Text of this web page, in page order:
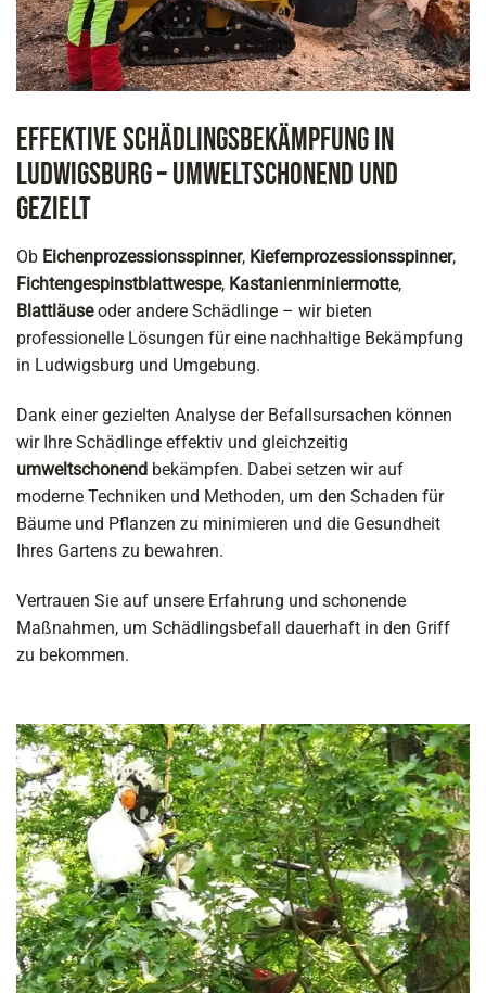
Effektive Schädlingsbekämpfung in
Ludwigsburg – Umweltschonend und
gezielt
Ob Eichenprozessionsspinner, Kiefernprozessionsspinner,
Fichtengespinstblattwespe, Kastanienminiermotte,
Blattläuseoder andere Schädlinge – wir bieten
professionelle Lösungen für eine nachhaltige Bekämpfung
in Ludwigsburg und Umgebung.
Dank einer gezielten Analyse der Befallsursachen können
wir Ihre Schädlinge effektiv und gleichzeitig
umweltschonend bekämpfen. Dabei setzen wir auf
moderne Techniken und Methoden, um den Schaden für
Bäume und Pflanzen zu minimieren und die Gesundheit
Ihres Gartens zu bewahren.
Vertrauen Sie auf unsere Erfahrung und schonende
Maßnahmen, um Schädlingsbefall dauerhaft in den Griff
zu bekommen.